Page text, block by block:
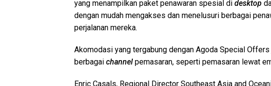
yang menampilkan paket penawaran spesial di desktop
dengan mudah mengakses dan menelusuri berbagai
perjalanan mereka.
Akomodasi yang tergabung dengan Agoda Special
berbagai channel pemasaran, seperti pemasaran lewat
Enric Casals, Regional Director Southeast Asia and